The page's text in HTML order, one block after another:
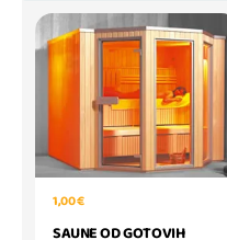
1,00 €
SAUNE OD GOTOVIH